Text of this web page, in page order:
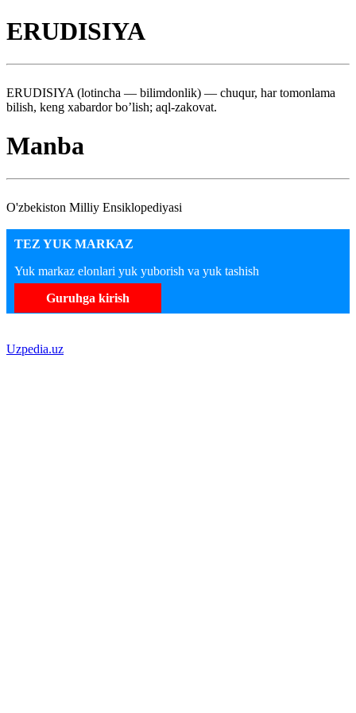
ERUDISIYA
ERUDISIYA (lotincha — bilimdonlik) — chuqur, har tomonlama
bilish, keng xabardor bo’lish; aql-zakovat.
Manba
O'zbekiston Milliy Ensiklopediyasi
TEZ YUK MARKAZ
Yuk markaz elonlari yuk yuborish va yuk tashish
Guruhga kirish
Uzpedia.uz